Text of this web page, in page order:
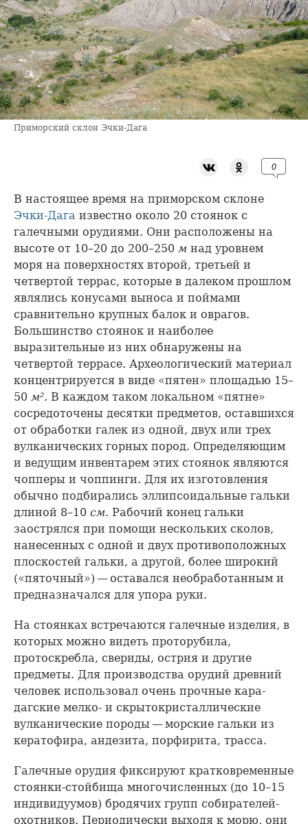
Приморский склон Эчки-Дага
0
В настоящее время на приморском склоне
Эчки-Дага известно около 20 стоянок с
галечными орудиями. Они расположены на
высоте от 10–20 до 200–250 м над уровнем
моря на поверхностях второй, третьей и
четвертой террас, которые в далеком прошлом
являлись конусами выноса и поймами
сравнительно крупных балок и оврагов.
Большинство стоянок и наиболее
выразительные из них обнаружены на
четвертой террасе. Археологический материал
концентрируется в виде «пятен» площадью 15–
50 м². В каждом таком локальном «пятне»
сосредоточены десятки предметов, оставшихся
от обработки галек из одной, двух или трех
вулканических горных пород. Определяющим
и ведущим инвентарем этих стоянок являются
чопперы и чоппинги. Для их изготовления
обычно подбирались эллипсоидальные гальки
длиной 8–10 см. Рабочий конец гальки
заострялся при помощи нескольких сколов,
нанесенных с одной и двух противоположных
плоскостей гальки, а другой, более широкий
(«пяточный») — оставался необработанным и
предназначался для упора руки.
На стоянках встречаются галечные изделия, в
которых можно видеть проторубила,
протоскребла, свериды, острия и другие
предметы. Для производства орудий древний
человек использовал очень прочные кара-
дагские мелко- и скрытокристаллические
вулканические породы — морские гальки из
кератофира, андезита, порфирита, трасса.
Галечные орудия фиксируют кратковременные
стоянки-стойбища многочисленных (до 10–15
индивидуумов) бродячих групп собирателей-
охотников. Периодически выходя к морю, они